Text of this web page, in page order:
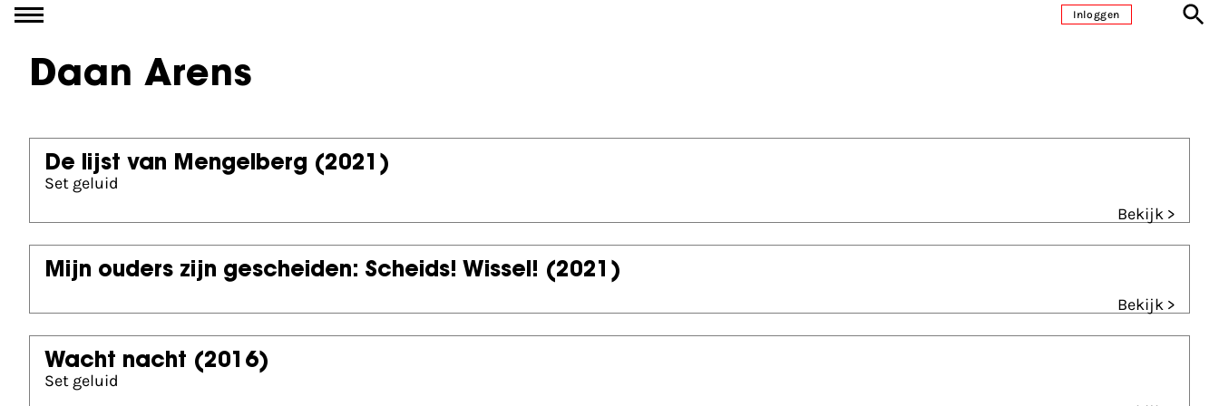
Ga naar inhoud Inloggen
Daan Arens
De lijst van Mengelberg (2021)
Set geluid
Bekijk >
Mijn ouders zijn gescheiden: Scheids! Wissel! (2021)
Bekijk >
Wacht nacht (2016)
Set geluid